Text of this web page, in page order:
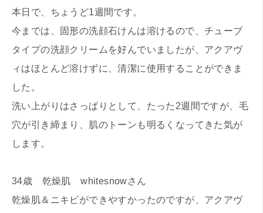
本日で、ちょうど1週間です。
今までは、固形の洗顔石けんは溶けるので、チューブ
タイプの洗顔クリームを好んでいましたが、アクアヴ
ィはほとんど溶けずに、清潔に使用することができま
した。
洗い上がりはさっぱりとして、たった2週間ですが、毛
穴が引き締まり、肌のトーンも明るくなってきた気が
します。
34歳 乾燥肌 whitesnowさん
乾燥肌＆ニキビができやすかったのですが、アクアヴ